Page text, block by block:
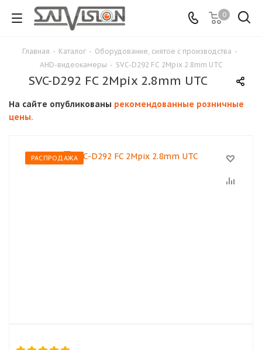
0
Главная - Каталог - Оборудование, снятое с производства -
AHD-видеокамеры - SVC-D292 FC 2Mpix 2.8mm UTC
SVC-D292 FC 2Mpix 2.8mm UTC
На сайте опубликованы рекомендованные розничные
цены.
РАСПРОДАЖА